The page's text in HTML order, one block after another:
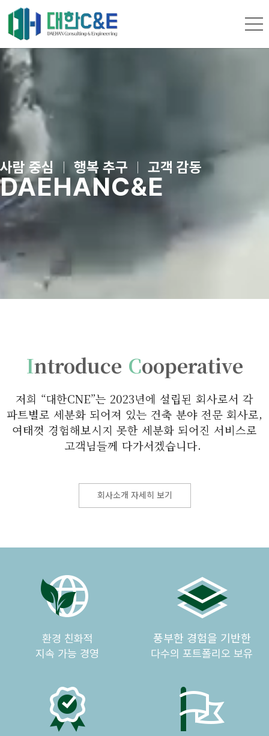
사람 중심 ㅣ 행복 추구 ㅣ 고객 감동
DAEHANC&E
Introduce Cooperative
저희 “대한CNE”는 2023년에 설립된 회사로서 각
파트별로 세분화 되어져 있는 건축 분야 전문 회사로,
여태껏 경험해보시지 못한 세분화 되어진 서비스로
고객님들께 다가서겠습니다.
회사소개 자세히 보기
환경 친화적
지속 가능 경영
풍부한 경험을 기반한
다수의 포트폴리오 보유